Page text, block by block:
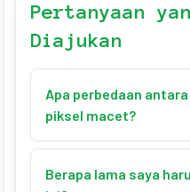
Pertanyaan
Diajukan
Apa perbedaan
piksel macet?
Piksel mati tidak
hitam permanen —
Berapa lama saya